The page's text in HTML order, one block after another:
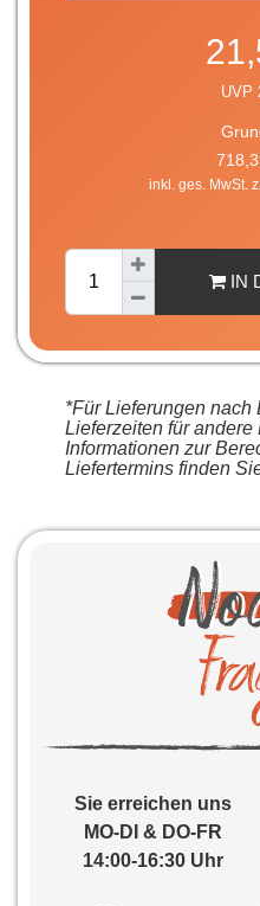
UVP
inkl. ges. MwSt.
IN
*Für Lieferungen nach
Lieferzeiten für andere
Informationen zur
Liefertermins finden
Sie erreichen uns
MO-DI & DO-FR
14:00-16:30 Uhr